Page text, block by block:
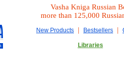
Vasha Kniga Russian
more than 125,000
New Products | Bestsellers |
Libraries